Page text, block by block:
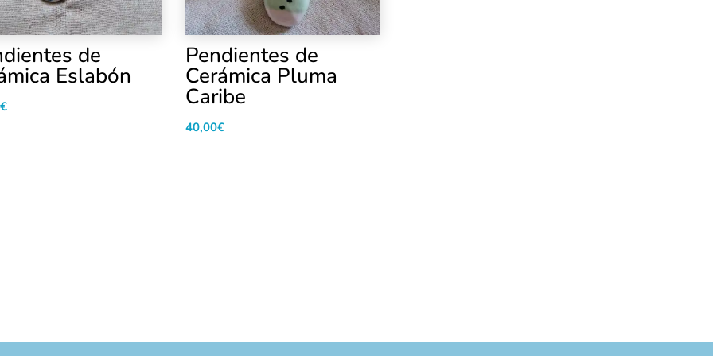
de
Eslabón
€
Pendientes de
Cerámica Pluma
Caribe
40,00€